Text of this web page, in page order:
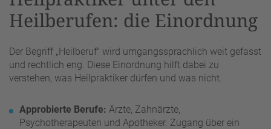
Heilberufen: die Einordnung
Der Begriff „Heilberuf" wird umgangssprachlich weit gefasst
und rechtlich eng. Diese Einordnung hilft dabei zu
verstehen, was Heilpraktiker dürfen und was nicht.
Approbierte Berufe: Ärzte, Zahnärzte,
Psychotherapeuten und Apotheker. Zugang über ein